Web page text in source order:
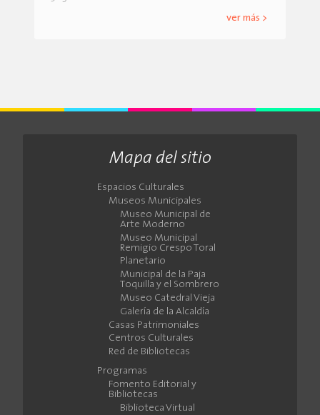
ver más >
Mapa del sitio
Espacios Culturales
Museos Municipales
Museo Municipal de
Arte Moderno
Museo Municipal
Remigio Crespo Toral
Planetario
Municipal de la Paja
Toquilla y el Sombrero
Museo Catedral Vieja
Galería de la Alcaldía
Casas Patrimoniales
Centros Culturales
Red de Bibliotecas
Programas
Fomento Editorial y
Bibliotecas
Biblioteca Virtual